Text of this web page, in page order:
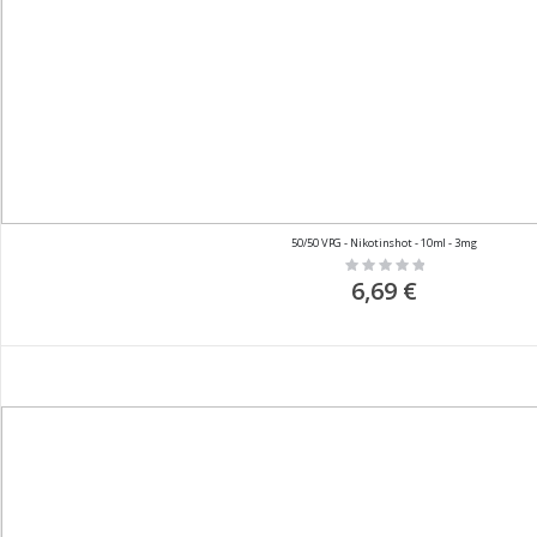
50/50 VPG - Nikotinshot - 10ml - 3mg
Rating:
0%
6,69 €